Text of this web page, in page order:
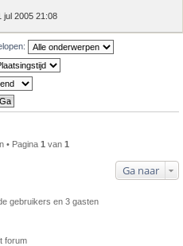
jul 2005 21:08
• Pagina 1 van 1
Ga naar
gebruikers en 3 gasten
forum